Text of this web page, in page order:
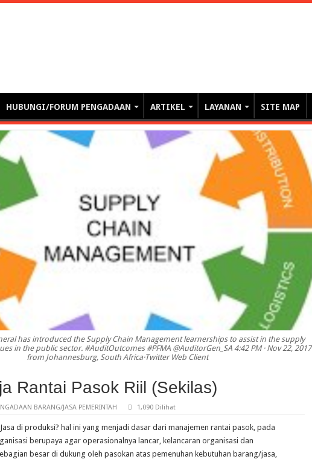
HUBUNGI/FORUM PENGADAAN ARTIKEL LAYANAN SITE MAP
has introduced the Supply Chain Management learnerships to assist in the supply
in the public sector. #AuditOutcomes #PFMA @AuditorGen_SA 4:42 PM · Nov 22, 2017
from Johannesburg, South Africa·Twitter Web Client
Rantai Pasok Riil (Sekilas)
BARANG/JASA PEMERINTAH 1,090 Dilihat
di produksi? hal ini yang menjadi dasar dari manajemen rantai pasok, pada
berupaya agar operasionalnya lancar, kelancaran organisasi dan
besar di dukung oleh pasokan atas pemenuhan kebutuhan barang/jasa,